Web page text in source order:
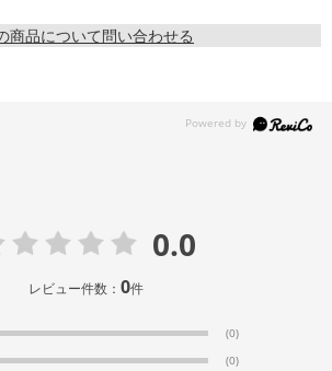
商品について問い合わせる
0.0
レビュー件数：0件
(0)
(0)